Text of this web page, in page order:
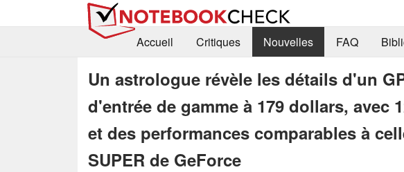
Accueil
Critiques Nouvelles FAQ
Un astrologue révèle les détails d'un
d'entrée de gamme à 179 dollars, avec
et des performances comparables à
SUPER de GeForce